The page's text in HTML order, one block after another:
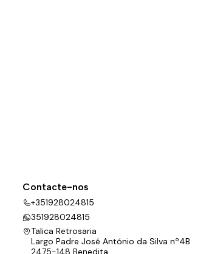
Contacte-nos
+351928024815
351928024815
Talica Retrosaria
Largo Padre José António da Silva nº4B
2475-148 Benedita